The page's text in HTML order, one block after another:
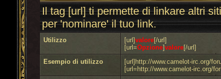
Il tag [url] ti permette di linkare altri
per 'nominare' il tuo link.
Utilizzo [url]valore[/url]
[url=Opzione]valore[/url]
Esempio di utilizzo
[url]http://www.camelot-irc.org/
[url=http://www.camelot-irc.org/